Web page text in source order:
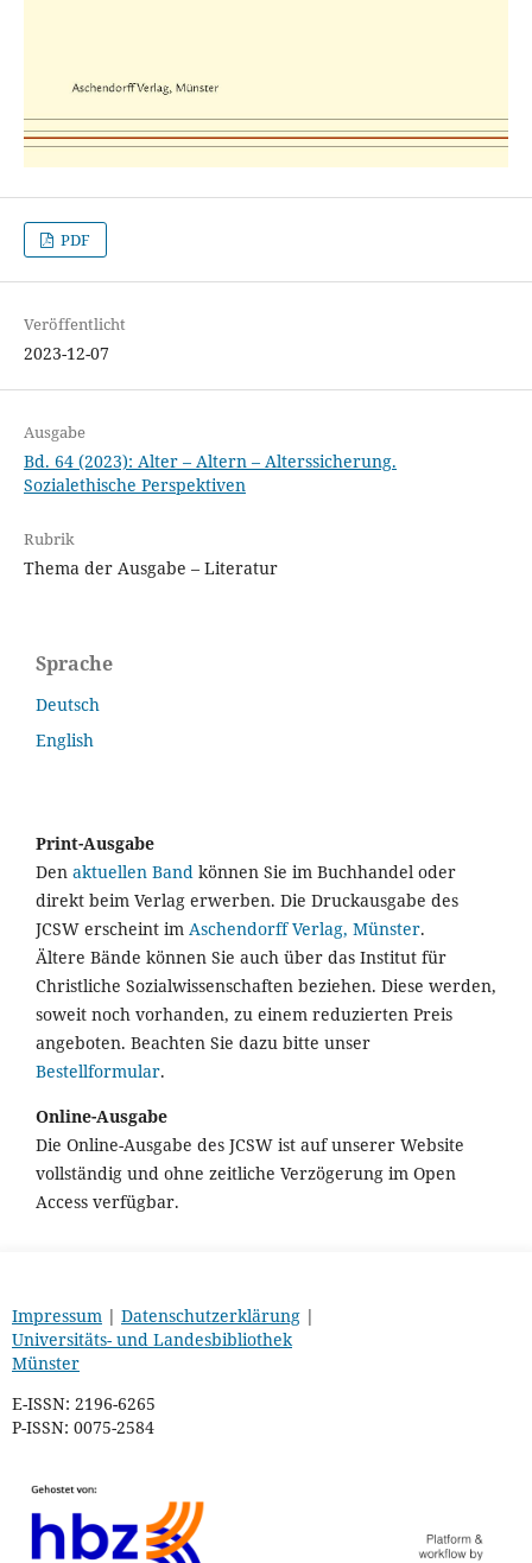
PDF
Veröffentlicht
2023-12-07
Ausgabe
Bd. 64 (2023): Alter – Altern – Alterssicherung.
Sozialethische Perspektiven
Rubrik
Thema der Ausgabe – Literatur
Sprache
Deutsch
English
Print-Ausgabe
Den aktuellen Band können Sie im Buchhandel oder
direkt beim Verlag erwerben. Die Druckausgabe des
JCSW erscheint im Aschendorff Verlag, Münster.
Ältere Bände können Sie auch über das Institut für
Christliche Sozialwissenschaften beziehen. Diese werden,
soweit noch vorhanden, zu einem reduzierten Preis
angeboten. Beachten Sie dazu bitte unser
Bestellformular.
Online-Ausgabe
Die Online-Ausgabe des JCSW ist auf unserer Website
vollständig und ohne zeitliche Verzögerung im Open
Access verfügbar.
Impressum| Datenschutzerklärung|
Universitäts- und Landesbibliothek
Münster
E-ISSN: 2196-6265
P-ISSN: 0075-2584